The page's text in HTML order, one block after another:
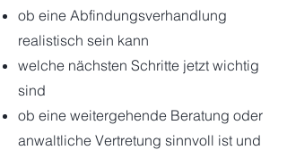
ob eine Abfindungsverhandlung
realistisch sein kann
welche nächsten Schritte jetzt wichtig
sind
ob eine weitergehende Beratung oder
anwaltliche Vertretung sinnvoll ist und